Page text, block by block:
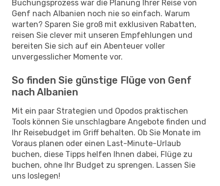
Buchungsprozess war die Planung Ihrer Reise von
Genf nach Albanien noch nie so einfach. Warum
warten? Sparen Sie groß mit exklusiven Rabatten,
reisen Sie clever mit unseren Empfehlungen und
bereiten Sie sich auf ein Abenteuer voller
unvergesslicher Momente vor.
So finden Sie günstige Flüge von Genf
nach Albanien
Mit ein paar Strategien und Opodos praktischen
Tools können Sie unschlagbare Angebote finden und
Ihr Reisebudget im Griff behalten. Ob Sie Monate im
Voraus planen oder einen Last-Minute-Urlaub
buchen, diese Tipps helfen Ihnen dabei, Flüge zu
buchen, ohne Ihr Budget zu sprengen. Lassen Sie
uns loslegen!